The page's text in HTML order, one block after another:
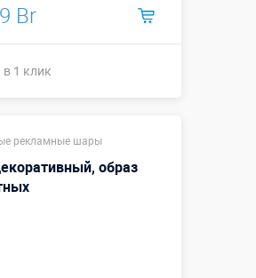
Br
в 1 клик
рекламные шары
образ